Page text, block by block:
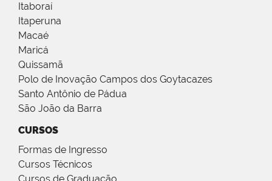
Itaboraí
Itaperuna
Macaé
Maricá
Quissamã
Polo de Inovação Campos dos Goytacazes
Santo Antônio de Pádua
São João da Barra
CURSOS
Formas de Ingresso
Cursos Técnicos